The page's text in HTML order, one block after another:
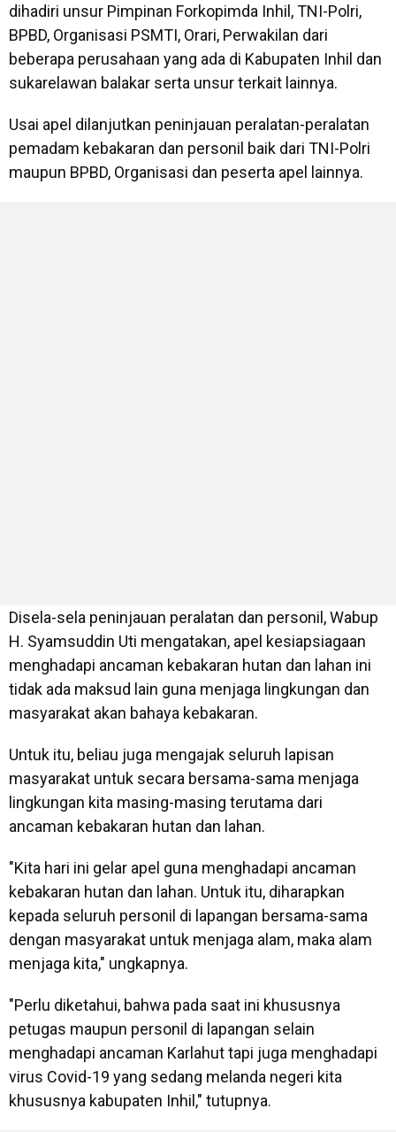
dihadiri unsur Pimpinan Forkopimda Inhil, TNI-Polri,
BPBD, Organisasi PSMTI, Orari, Perwakilan dari
beberapa perusahaan yang ada di Kabupaten Inhil dan
sukarelawan balakar serta unsur terkait lainnya.
Usai apel dilanjutkan peninjauan peralatan-peralatan
pemadam kebakaran dan personil baik dari TNI-Polri
maupun BPBD, Organisasi dan peserta apel lainnya.
Disela-sela peninjauan peralatan dan personil, Wabup
H. Syamsuddin Uti mengatakan, apel kesiapsiagaan
menghadapi ancaman kebakaran hutan dan lahan ini
tidak ada maksud lain guna menjaga lingkungan dan
masyarakat akan bahaya kebakaran.
Untuk itu, beliau juga mengajak seluruh lapisan
masyarakat untuk secara bersama-sama menjaga
lingkungan kita masing-masing terutama dari
ancaman kebakaran hutan dan lahan.
"Kita hari ini gelar apel guna menghadapi ancaman
kebakaran hutan dan lahan. Untuk itu, diharapkan
kepada seluruh personil di lapangan bersama-sama
dengan masyarakat untuk menjaga alam, maka alam
menjaga kita," ungkapnya.
"Perlu diketahui, bahwa pada saat ini khususnya
petugas maupun personil di lapangan selain
menghadapi ancaman Karlahut tapi juga menghadapi
virus Covid-19 yang sedang melanda negeri kita
khususnya kabupaten Inhil," tutupnya.